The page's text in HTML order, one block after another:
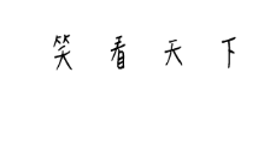
content